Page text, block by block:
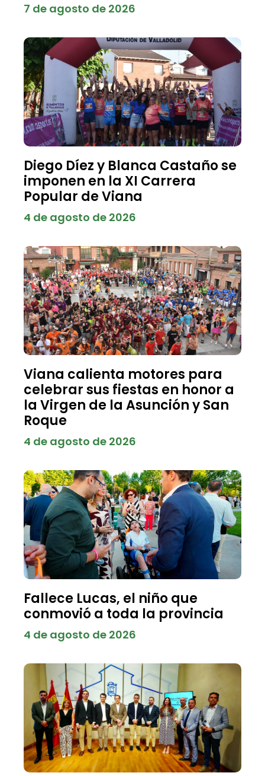
7 de agosto de 2026
Diego Díez y Blanca Castaño se
imponen en la XI Carrera
Popular de Viana
4 de agosto de 2026
Viana calienta motores para
celebrar sus fiestas en honor a
la Virgen de la Asunción y San
Roque
4 de agosto de 2026
Fallece Lucas, el niño que
conmovió a toda la provincia
4 de agosto de 2026